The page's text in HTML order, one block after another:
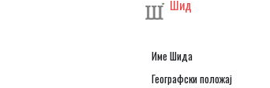
Шид
Име Шида
Географски положај